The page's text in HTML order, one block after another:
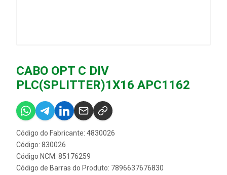
CABO OPT C DIV
PLC(SPLITTER)1X16 APC1162
Código do Fabricante: 4830026
Código: 830026
Código NCM: 85176259
Código de Barras do Produto: 7896637676830